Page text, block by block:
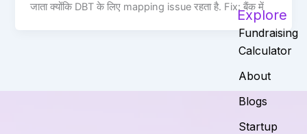
जाता क्योंकि DBT के लिए mapping issue रहता है. Fix: बैंक में
Explore
Fundraising
Calculator
About
Blogs
Startup